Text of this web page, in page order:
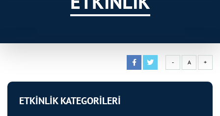
- A +
ETKİNLİK KATEGORİLERİ